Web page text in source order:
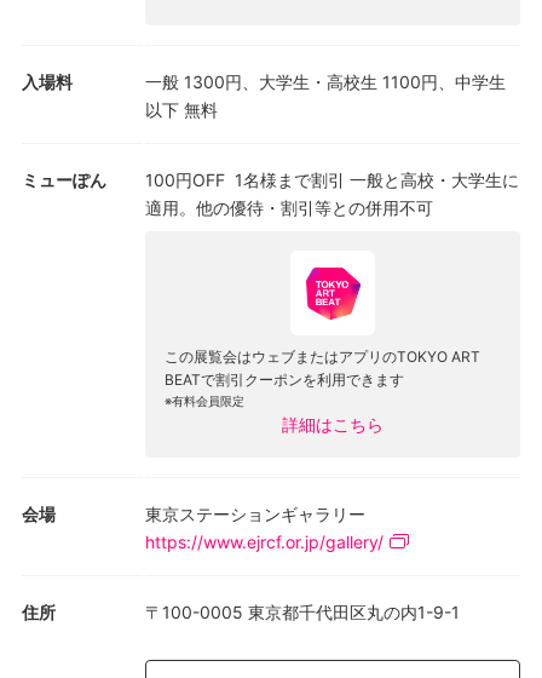
され、同時代の評論家たちを瞠目させます。縦横無尽、怒涛のよ
うな線のうねりは圧巻の見ごたえ。本展では、長辺2～3メートル
象が見せる無限の広がりの中に、体ごと沈んでいくような感覚を
体験できるでしょう。
によってヨーロッパにまで紹介された大西茂。しかし彼は世事や
名利にとらわれることなく、ただひたすら“求道”の制作に没頭しま
ばらくの間、彼の芸術が広く語り継がれることはありませんでし
た。転機が訪れたのは2010年代。日本とフランスで写真展が開催
されたのをきっかけに、アンフォルメルの国際的展開に注目する
ムステルダムFOAMでは写真展が、バレンシアBombas Gens
Centre d’Artでは写真と絵画による個展が開催されるに至ります。
稿をはじめ豊富な資料も展示して、その全貌を明らかにする世界
入場料
一般 1300円、大学生・高校生 1100円、中学生
以下 無料
ミューぽん 100円OFF 1名様まで割引 一般と高校・大学生に
適用。他の優待・割引等との併用不可
この展覧会はウェブまたはアプリのTOKYO ART
BEATで割引クーポンを利用できます
※有料会員限定
詳細はこちら
会場
東京ステーションギャラリー
https://www.ejrcf.or.jp/gallery/
住所 〒100-0005 東京都千代田区丸の内1-9-1